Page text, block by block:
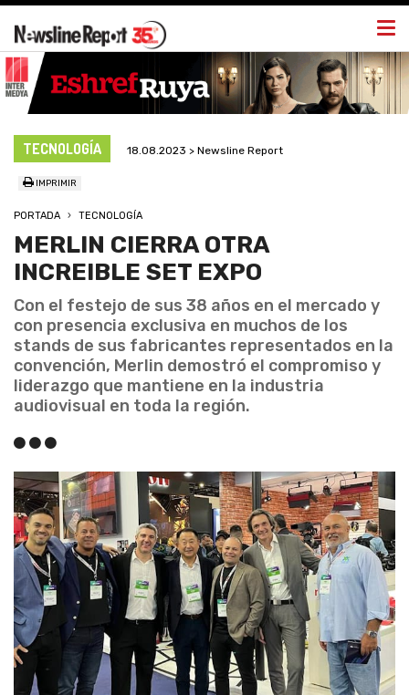
TECNOLOGÍA 18.08.2023 > Newsline Report
IMPRIMIR
PORTADA TECNOLOGÍA
MERLIN CIERRA OTRA
INCREIBLE SET EXPO
Con el festejo de sus 38 años en el mercado y
con presencia exclusiva en muchos de los
stands de sus fabricantes representados en la
convención, Merlin demostró el compromiso y
liderazgo que mantiene en la industria
audiovisual en toda la región.